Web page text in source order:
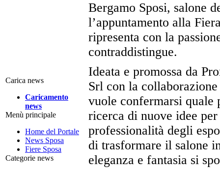
Carica news
Caricamento
news
Menù principale
Home del Portale
News Sposa
Fiere Sposa
Categorie news
Bergamo Sposi, salone
l’appuntamento alla
ripresenta con la
contraddistingue.
Ideata e promossa da
Srl con la
vuole confermarsi
ricerca di nuove idee
professionalità degli
di trasformare il salone
eleganza e fantasia si